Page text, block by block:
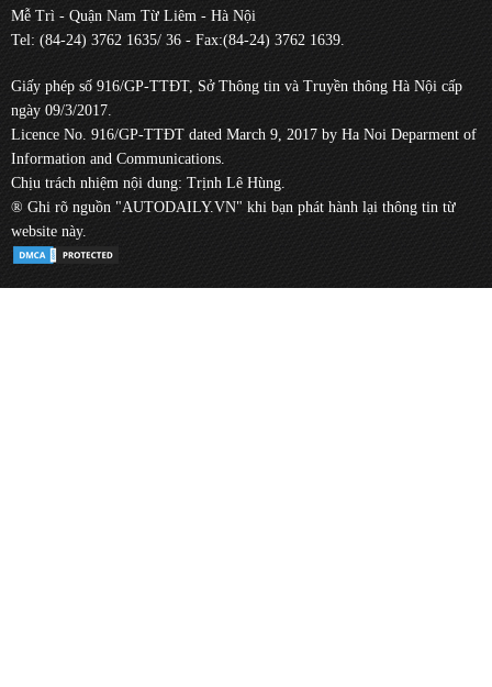
Mễ Trì - Quận Nam Từ Liêm - Hà Nội
Tel: (84-24) 3762 1635/ 36 - Fax:(84-24) 3762 1639.
Giấy phép số 916/GP-TTĐT, Sở Thông tin và Truyền thông Hà Nội cấp
ngày 09/3/2017.
Licence No. 916/GP-TTĐT dated March 9, 2017 by Ha Noi Deparment of
Information and Communications.
Chịu trách nhiệm nội dung: Trịnh Lê Hùng.
® Ghi rõ nguồn "AUTODAILY.VN" khi bạn phát hành lại thông tin từ
website này.